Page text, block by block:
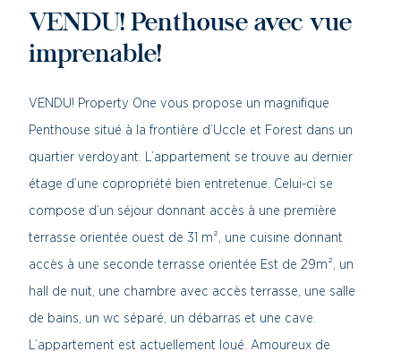
VENDU! Penthouse avec vue
imprenable!
VENDU! Property One vous propose un magnifique
Penthouse situé à la frontière d’Uccle et Forest dans un
quartier verdoyant. L’appartement se trouve au dernier
étage d’une copropriété bien entretenue. Celui-ci se
compose d’un séjour donnant accès à une première
terrasse orientée ouest de 31 m², une cuisine donnant
accès à une seconde terrasse orientée Est de 29m², un
hall de nuit, une chambre avec accès terrasse, une salle
de bains, un wc séparé, un débarras et une cave.
L’appartement est actuellement loué. Amoureux de